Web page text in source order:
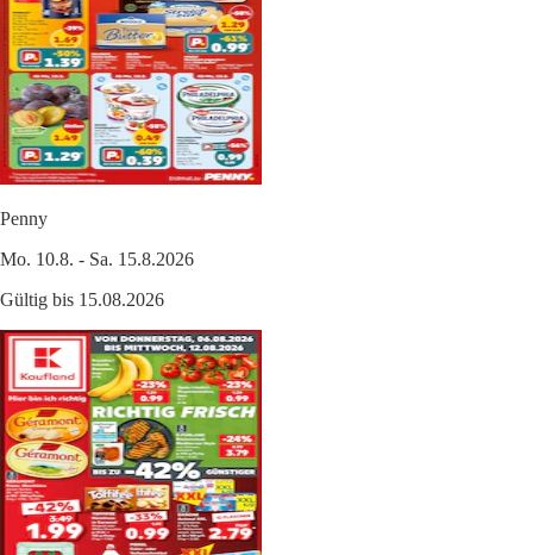
Penny
Mo. 10.8. - Sa. 15.8.2026
Gültig bis 15.08.2026